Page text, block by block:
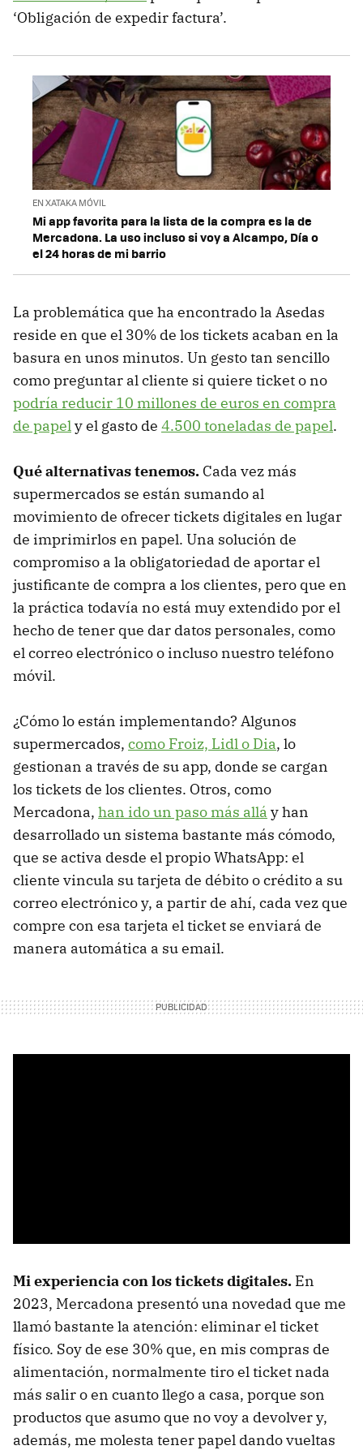
‘Obligación de expedir factura’.
EN XATAKA MÓVIL
Mi app favorita para la lista de la compra es la de
Mercadona. La uso incluso si voy a Alcampo, Día o
el 24 horas de mi barrio
La problemática que ha encontrado la Asedas
reside en que el 30% de los tickets acaban en la
basura en unos minutos. Un gesto tan sencillo
como preguntar al cliente si quiere ticket o no
podría reducir 10 millones de euros en compra
de papely el gasto de 4.500 toneladas de papel.
Qué alternativas tenemos. Cada vez más
supermercados se están sumando al
movimiento de ofrecer tickets digitales en lugar
de imprimirlos en papel. Una solución de
compromiso a la obligatoriedad de aportar el
justificante de compra a los clientes, pero que en
la práctica todavía no está muy extendido por el
hecho de tener que dar datos personales, como
el correo electrónico o incluso nuestro teléfono
móvil.
¿Cómo lo están implementando? Algunos
supermercados, como Froiz, Lidl o Dia, lo
gestionan a través de su app, donde se cargan
los tickets de los clientes. Otros, como
Mercadona, han ido un paso más allá y han
desarrollado un sistema bastante más cómodo,
que se activa desde el propio WhatsApp: el
cliente vincula su tarjeta de débito o crédito a su
correo electrónico y, a partir de ahí, cada vez que
compre con esa tarjeta el ticket se enviará de
manera automática a su email.
Mi experiencia con los tickets digitales. En
2023, Mercadona presentó una novedad que me
llamó bastante la atención: eliminar el ticket
físico. Soy de ese 30% que, en mis compras de
alimentación, normalmente tiro el ticket nada
más salir o en cuanto llego a casa, porque son
productos que asumo que no voy a devolver y,
además, me molesta tener papel dando vueltas